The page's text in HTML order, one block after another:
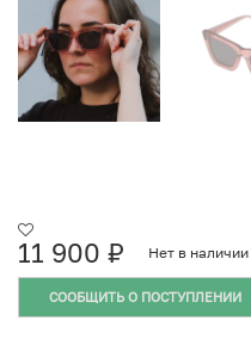
11 900 ₽ Нет в наличии
СООБЩИТЬ О ПОСТУПЛЕНИИ